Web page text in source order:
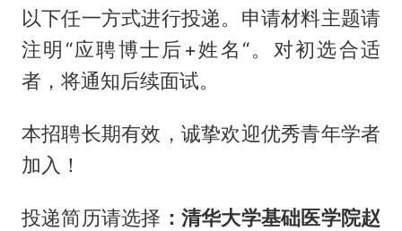
以下任一方式进行投递。申请材料主题请
注明“应聘博士后+姓名“。对初选合适
者，将通知后续面试。
本招聘长期有效，诚挚欢迎优秀青年学者
加入！
投递简历请选择 ：清华大学基础医学院赵